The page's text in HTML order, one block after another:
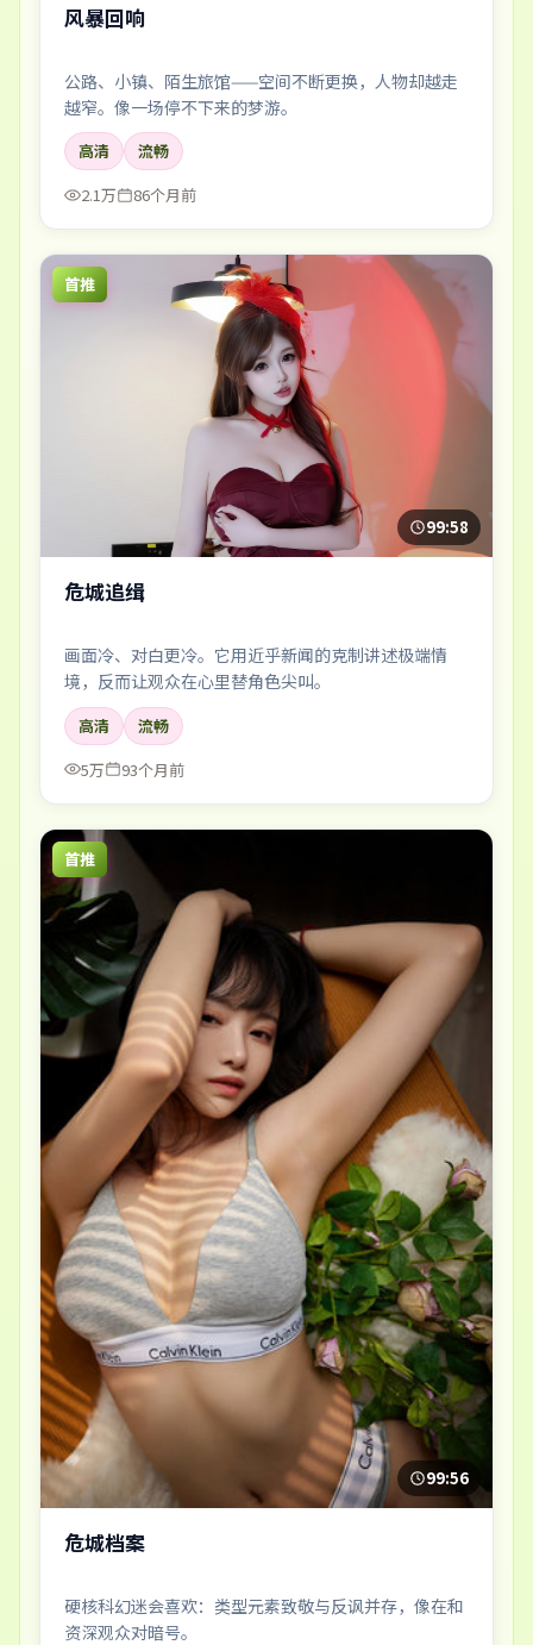
风暴回响
公路、小镇、陌生旅馆——空间不断更换，人物却越走
越窄。像一场停不下来的梦游。
高清
流畅
2.1万
86个月前
首推
99:58
危城追缉
画面冷、对白更冷。它用近乎新闻的克制讲述极端情
境，反而让观众在心里替角色尖叫。
高清
流畅
5万
93个月前
首推
99:56
危城档案
硬核科幻迷会喜欢：类型元素致敬与反讽并存，像在和
资深观众对暗号。